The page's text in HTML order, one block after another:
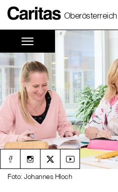
Oberösterreich
Foto: Johannes Hloch